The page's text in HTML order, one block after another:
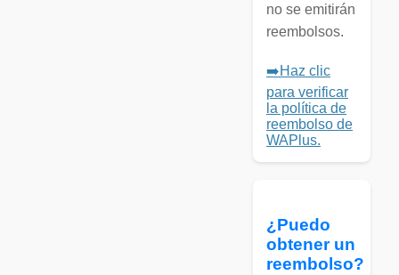
no se emitirán
reembolsos.
➡️Haz clic
para verificar
la política de
reembolso de
WAPlus.
¿Puedo
obtener un
reembolso?